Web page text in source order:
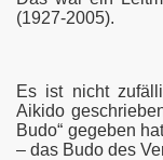
(1927-2005).
Es ist nicht
Aikido
Budo“ gegeben
– das Budo des